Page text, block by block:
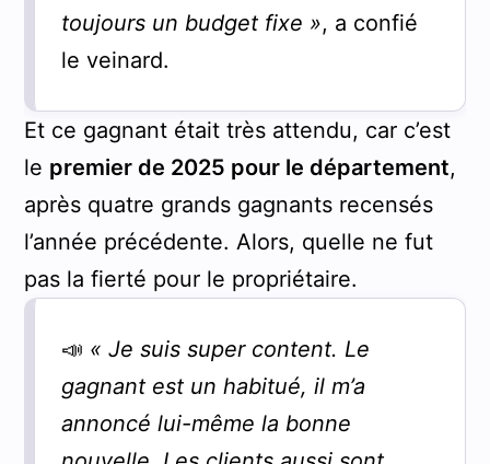
toujours un budget fixe », a confié
le veinard.
Et ce gagnant était très attendu, car c’est
le premier de 2025 pour le département,
après quatre grands gagnants recensés
l’année précédente. Alors, quelle ne fut
pas la fierté pour le propriétaire.
📣 « Je suis super content. Le
gagnant est un habitué, il m’a
annoncé lui-même la bonne